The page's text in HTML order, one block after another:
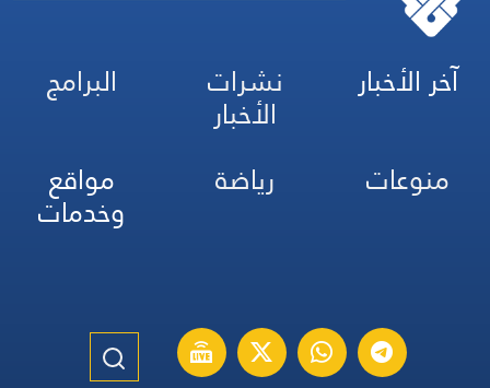
آخر الأخبار نشرات
الأخبار
البرامج
منوعات
رياضة مواقع
وخدمات